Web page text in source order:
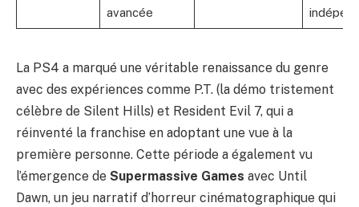
avancée
La PS4 a marqué une véritable renaissance du genre
avec des expériences comme P.T. (la démo tristement
célèbre de Silent Hills) et Resident Evil 7, qui a
réinventé la franchise en adoptant une vue à la
première personne. Cette période a également vu
l’émergence de Supermassive Games avec Until
Dawn, un jeu narratif d’horreur cinématographique qui